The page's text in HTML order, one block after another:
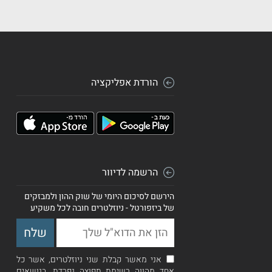
הורדת אפליקציה
הרשמה לדיוור
הירשם לסיכום היומי של שוק ההון ולמבזקים
של ביזפורטל - ניוזלטרים חובה לכל משקיע
אני מאשר קבלת שני ניוזלטרים, אשר כל